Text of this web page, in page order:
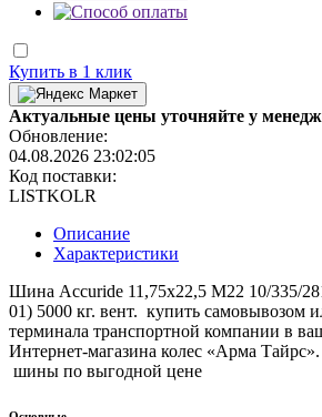
Купить в 1 клик
Актуальные цены уточняйте у
Обновление:
04.08.2026 23:02:05
Код поставки:
LISTKOLR
Описание
Характеристики
Шина Accuride 11,75x22,5 M22 10/335/
01) 5000 кг. вент. купить самовывозом
терминала транспортной компании в
Интернет-магазина колес «Арма
шины по выгодной цене